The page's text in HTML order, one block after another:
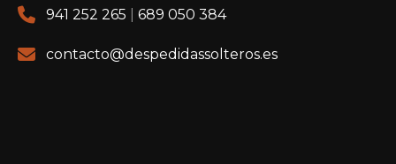
941 252 265 689 050 384
contacto@despedidassolteros.es